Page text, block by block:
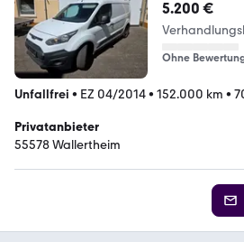
5.200 €
Ohne
Unfallfrei • EZ 04/2014• 152.000 km •
Privatanbieter
55578 Wallertheim